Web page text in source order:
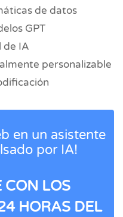
de datos
GPT
de IA
personalizable
en un asistente
por IA!
CON LOS
HORAS DEL